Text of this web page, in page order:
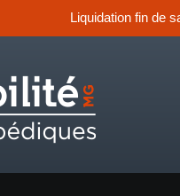
Liquidation fin de